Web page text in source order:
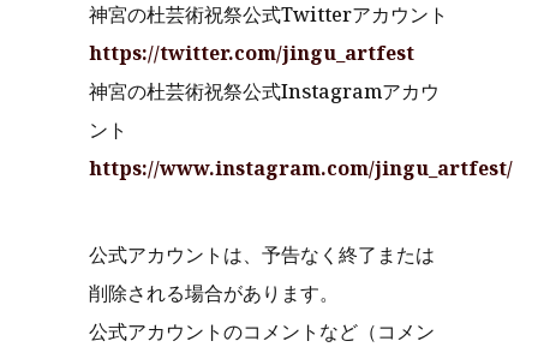
神宮の杜芸術祝祭公式Twitterアカウント
https://twitter.com/jingu_artfest
神宮の杜芸術祝祭公式Instagramアカウ
ント
https://www.instagram.com/jingu_artfest/
公式アカウントは、予告なく終了または
削除される場合があります。
公式アカウントのコメントなど（コメン